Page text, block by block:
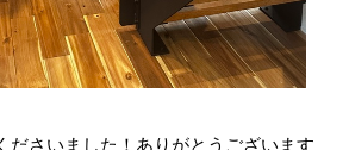
ださいました！ありがとうございます